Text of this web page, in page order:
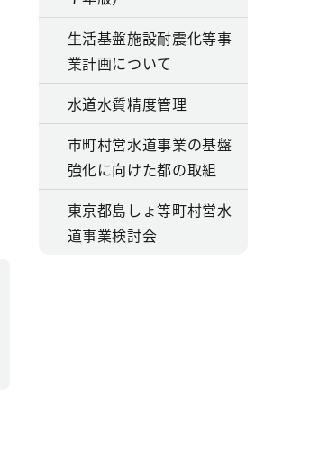
生活基盤施設耐震化等事
業計画について
水道水質精度管理
市町村営水道事業の基盤
強化に向けた都の取組
東京都島しょ等町村営水
道事業検討会